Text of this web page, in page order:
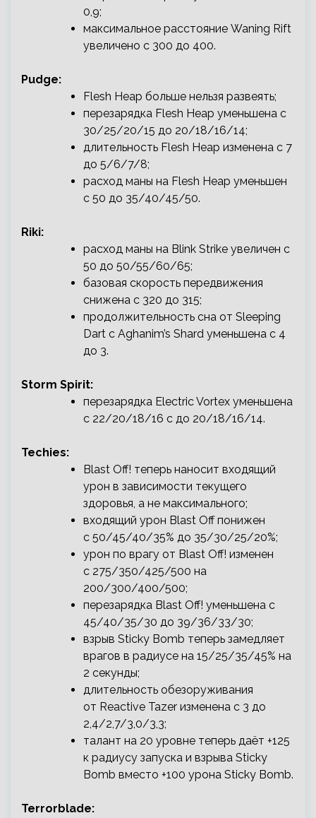
0,9;
максимальное расстояние Waning Rift
увеличено с 300 до 400.
Pudge:
Flesh Heap больше нельзя развеять;
перезарядка Flesh Heap уменьшена с
30/25/20/15 до 20/18/16/14;
длительность Flesh Heap изменена с 7
до 5/6/7/8;
расход маны на Flesh Heap уменьшен
с 50 до 35/40/45/50.
Riki:
расход маны на Blink Strike увеличен с
50 до 50/55/60/65;
базовая скорость передвижения
снижена с 320 до 315;
продолжительность сна от Sleeping
Dart с Aghanim’s Shard уменьшена с 4
до 3.
Storm Spirit:
перезарядка Electric Vortex уменьшена
с 22/20/18/16 с до 20/18/16/14.
Techies:
Blast Off! теперь наносит входящий
урон в зависимости текущего
здоровья, а не максимального;
входящий урон Blast Off понижен
с 50/45/40/35% до 35/30/25/20%;
урон по врагу от Blast Off! изменен
с 275/350/425/500 на
200/300/400/500;
перезарядка Blast Off! уменьшена с
45/40/35/30 до 39/36/33/30;
взрыв Sticky Bomb теперь замедляет
врагов в радиусе на 15/25/35/45% на
2 секунды;
длительность обезоруживания
от Reactive Tazer изменена с 3 до
2,4/2,7/3,0/3,3;
талант на 20 уровне теперь даёт +125
к радиусу запуска и взрыва Sticky
Bomb вместо +100 урона Sticky Bomb.
Terrorblade: